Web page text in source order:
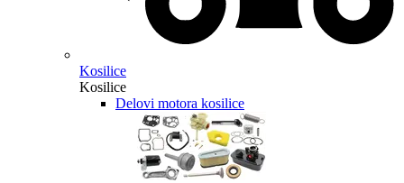
Kosilice
Kosilice
Delovi motora kosilice